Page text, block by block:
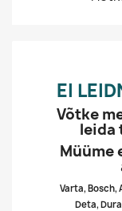
EI
Võtke
leida
Müüme
Varta, Bosch,
Deta,